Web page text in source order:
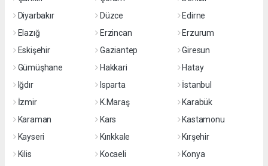
Diyarbakır
Düzce
Edirne
Elazığ
Erzincan
Erzurum
Eskişehir
Gaziantep
Giresun
Gümüşhane
Hakkari
Hatay
Iğdır
Isparta
İstanbul
İzmir
K.Maraş
Karabük
Karaman
Kars
Kastamonu
Kayseri
Kırıkkale
Kırşehir
Kilis
Kocaeli
Konya